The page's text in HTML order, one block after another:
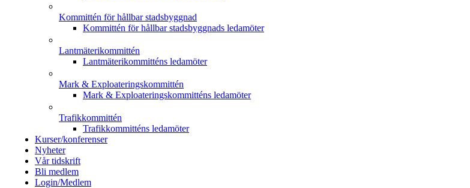
Kommittén för hållbar stadsbyggnad
Kommittén för hållbar stadsbyggnads ledamöter
Lantmäterikommittén
Lantmäterikommitténs ledamöter
Mark & Exploateringskommittén
Mark & Exploateringskommitténs ledamöter
Trafikkommittén
Trafikkommitténs ledamöter
Kurser/konferenser
Nyheter
Vår tidskrift
Bli medlem
Login/Medlem